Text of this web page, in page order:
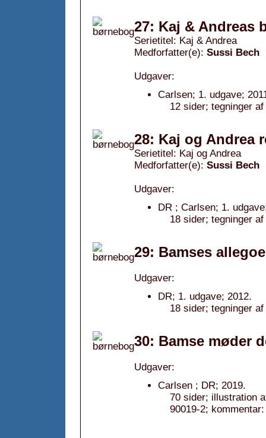
27: Kaj & Andreas
Serietitel: Kaj & Andrea
Medforfatter(e): Sussi Bech
Udgaver:
Carlsen; 1. udgave;
12 sider; tegninger
28: Kaj og Andrea
Serietitel: Kaj og Andrea
Medforfatter(e): Sussi Bech
Udgaver:
DR ; Carlsen; 1.
18 sider; tegninger
29: Bamses
Udgaver:
DR; 1. udgave; 2012.
18 sider; tegninger
30: Bamse møder
Udgaver:
Carlsen ; DR; 2019.
70 sider; illustration
90019-2;